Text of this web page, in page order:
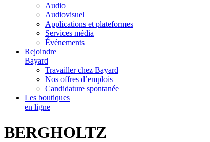
Audio
Audiovisuel
Applications et plateformes
Services média
Événements
Rejoindre
Bayard
Travailler chez Bayard
Nos offres d’emplois
Candidature spontanée
Les boutiques
en ligne
BERGHOLTZ